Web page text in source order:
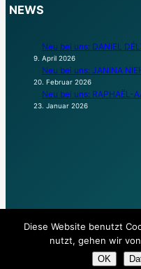
NEWS
Neu bei uns: DANIEL
9. April 2026
Neu bei uns: JANINA
20. Februar 2026
Neu bei uns: RAPHAËL-
23. Januar 2026
Diese Website benutzt
nutzt, gehen wir
OK